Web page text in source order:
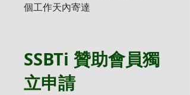
個工作天內寄達
SSBTi 贊助會員獨
立申請